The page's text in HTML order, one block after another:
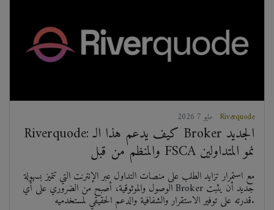
Riverquode
Riverquode: كيف يدعم هذا الـ Broker الجديد
والمنظم من قبل FSCA نمو المتداولين
مع استمرار تزايد الطلب على منصات التداول عبر الإنترنت التي تتميز بسهولة
الوصول والموثوقية، أصبح من الضروري على أي Broker جديد أن يثبت
قدرته على توفير الاستقرار والشفافية والدعم الحقيقي لمستخدميه.